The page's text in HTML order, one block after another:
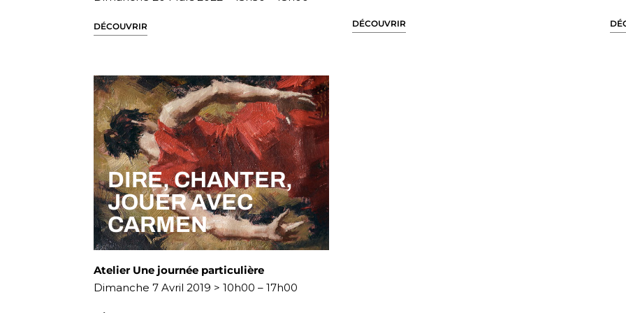
DÉCOUVRIR DÉCOUVRIR
DIRE, CHANTER,
JOUER AVEC
CARMEN
Atelier Une journée particulière
Dimanche 7 Avril 2019 > 10h00 – 17h00